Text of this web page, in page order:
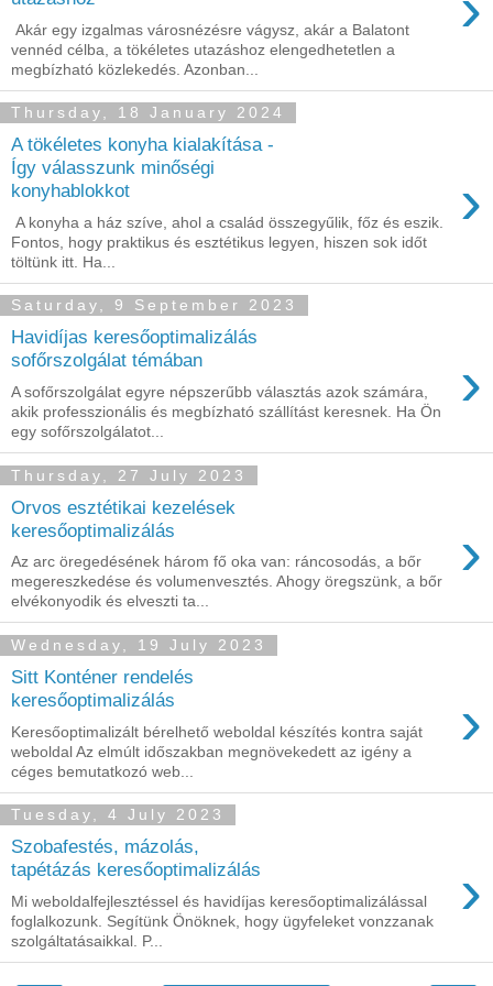
Akár egy izgalmas városnézésre vágysz, akár a Balatont
vennéd célba, a tökéletes utazáshoz elengedhetetlen a
megbízható közlekedés. Azonban...
Thursday, 18 January 2024
A tökéletes konyha kialakítása -
Így válasszunk minőségi
konyhablokkot
›
A konyha a ház szíve, ahol a család összegyűlik, főz és eszik.
Fontos, hogy praktikus és esztétikus legyen, hiszen sok időt
töltünk itt. Ha...
Saturday, 9 September 2023
Havidíjas keresőoptimalizálás
sofőrszolgálat témában
›
A sofőrszolgálat egyre népszerűbb választás azok számára,
akik professzionális és megbízható szállítást keresnek. Ha Ön
egy sofőrszolgálatot...
Thursday, 27 July 2023
Orvos esztétikai kezelések
keresőoptimalizálás
›
Az arc öregedésének három fő oka van: ráncosodás, a bőr
megereszkedése és volumenvesztés. Ahogy öregszünk, a bőr
elvékonyodik és elveszti ta...
Wednesday, 19 July 2023
Sitt Konténer rendelés
keresőoptimalizálás
›
Keresőoptimalizált bérelhető weboldal készítés kontra saját
weboldal Az elmúlt időszakban megnövekedett az igény a
céges bemutatkozó web...
Tuesday, 4 July 2023
Szobafestés, mázolás,
tapétázás keresőoptimalizálás
›
Mi weboldalfejlesztéssel és havidíjas keresőoptimalizálással
foglalkozunk. Segítünk Önöknek, hogy ügyfeleket vonzzanak
szolgáltatásaikkal. P...